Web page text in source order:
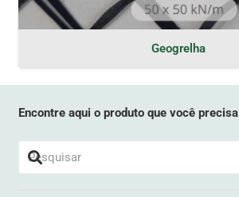
Geogrelha
Encontre aqui o produto que você precisa